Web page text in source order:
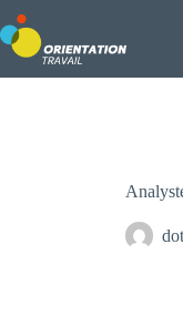
au
contenu